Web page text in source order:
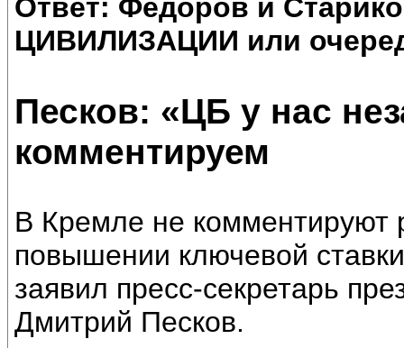
Ответ: Федоров и
ЦИВИЛИЗАЦИИ или
Песков: «ЦБ у нас
комментируем
В Кремле не комментируют
повышении ключевой
заявил пресс-секретарь
Дмитрий Песков.